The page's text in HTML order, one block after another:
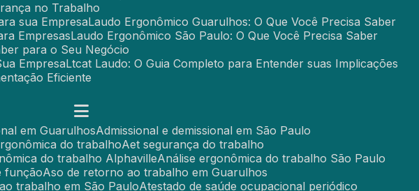
no Trabalho
sua Empresa Laudo Ergonômico Guarulhos: O Que Você Precisa Saber
Empresas Laudo Ergonômico São Paulo: O Que Você Precisa Saber
para o Seu Negócio
Empresa Ltcat Laudo: O Guia Completo para Entender suas Implicações
Eficiente
em Guarulhos
Admissional e demissional em São Paulo
do trabalho
Aet segurança do trabalho
do trabalho Alphaville
Análise ergonômica do trabalho São Paulo
função
Aso de retorno ao trabalho em Guarulhos
trabalho em São Paulo
Atestado de saúde ocupacional periódico